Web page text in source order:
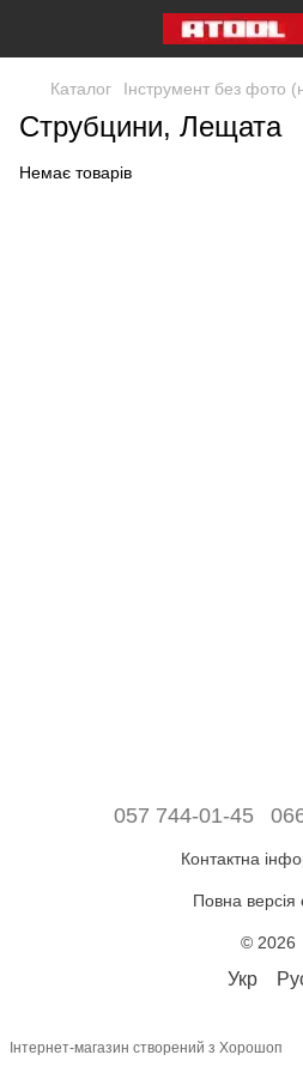
Каталог Інструмент без фото
Струбцини, Лещата
Немає товарів
057 744-01-45
Контактна
Повна версія
© 2026
Укр
Інтернет-магазин створений з Хорошоп